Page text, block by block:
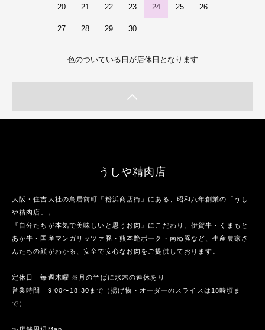
20 21 22 23 24 25 26
27 28 29 30
色のついている日が店休日となります
うしや精肉店
大阪・住吉大社の鳥居前町「粉浜商店街」にある、昭和八年創業の「うし
や精肉店」。
『自分たちが本気で美味しいと思うお肉』にこだわり、伊賀牛・くまもと
あか牛・国産マンガリッツァ豚・熊本艶ポーク・南ぬ豚など、生産農家さ
んたちの顔がわかる、安全で安心なお肉をご提供しております。
定休日 毎週木曜 ※月の半ばに水木の連休あり
営業時間 9:00〜18:30まで（揚げ物・オーダーのスライスは18時頃ま
で）